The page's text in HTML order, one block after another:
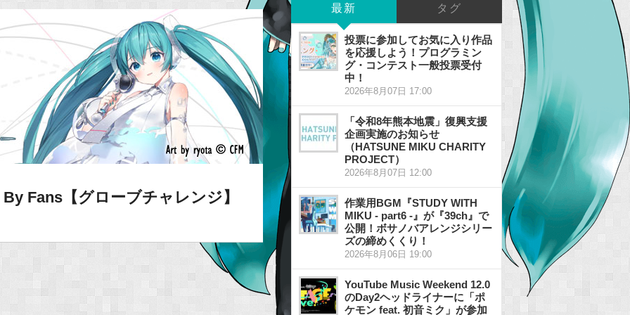
Fans【グローブチャレンジ】
最新 タグ
投票に参加してお気に入り作品
を応援しよう！プログラミン
グ・コンテスト一般投票受付
中！
2026年8月07日 17:00
「令和8年熊本地震」復興支援
企画実施のお知らせ
（HATSUNE MIKU CHARITY
PROJECT）
2026年8月07日 12:00
作業用BGM『STUDY WITH
MIKU - part6 -』が『39ch』で
公開！ボサノバアレンジシリー
ズの締めくくり！
2026年8月06日 19:00
YouTube Music Weekend 12.0
のDay2ヘッドライナーに「ポ
ケモン feat. 初音ミク」が参加